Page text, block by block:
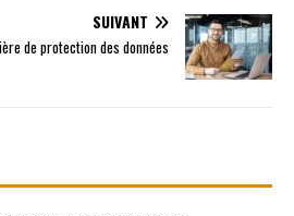
SUIVANT
de protection des données